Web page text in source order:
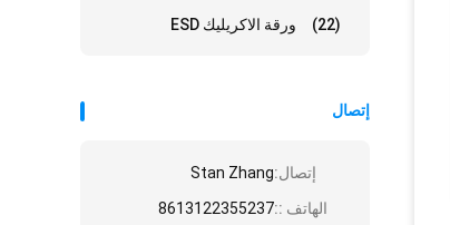
ورقة الاكريليك ESD (22)
إتصال
إتصال:Stan Zhang
الهاتف ::8613122355237